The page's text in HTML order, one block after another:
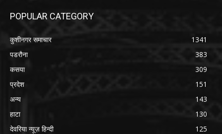
POPULAR CATEGORY
कुशीनगर समाचार
1341
पडरौना
383
कसया
309
प्रदेश
151
अन्य
143
हाटा
130
देवरिया न्यूज़ हिन्दी
125